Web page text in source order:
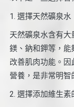
1. 選擇天然礦泉水
天然礦泉水含有大
鎂、鈉和鉀等，能
改善肌肉功能。
營養，是非常明智
2. 選擇添加維生素